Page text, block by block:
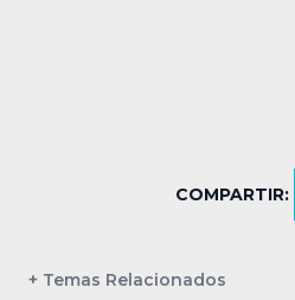
COMPARTIR:
+ Temas Relacionados